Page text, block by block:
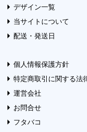
デザイン一覧
当サイトについて
配送・発送日
個人情報保護方針
特定商取引に関する法
運営会社
お問合せ
フタバコ